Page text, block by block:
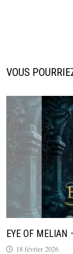
VOUS
EYE OF
18 février 2026